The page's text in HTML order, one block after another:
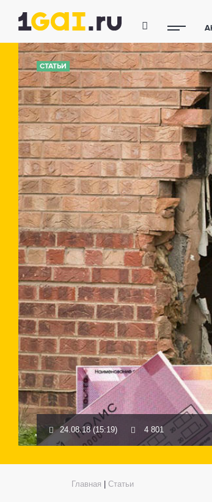
СТАТЬИ
24.08.18 (15:19) 4 801
Главная Статьи